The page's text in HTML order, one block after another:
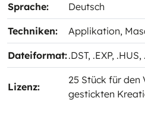
Sprache: Deutsch
Techniken: Applikation,
Dateiformat:.DST, .EXP, .HUS,
Lizenz:
25 Stück für
gestickten